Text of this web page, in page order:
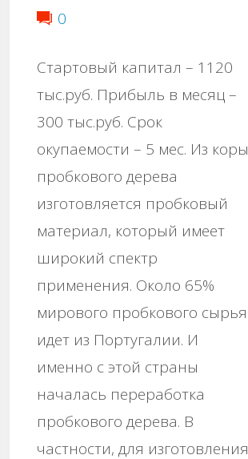
0
Стартовый капитал – 1120
тыс.руб. Прибыль в месяц –
300 тыс.руб. Срок
окупаемости – 5 мес. Из коры
пробкового дерева
изготовляется пробковый
материал, который имеет
широкий спектр
применения. Около 65%
мирового пробкового сырья
идет из Португалии. И
именно с этой страны
началась переработка
пробкового дерева. В
частности, для изготовления